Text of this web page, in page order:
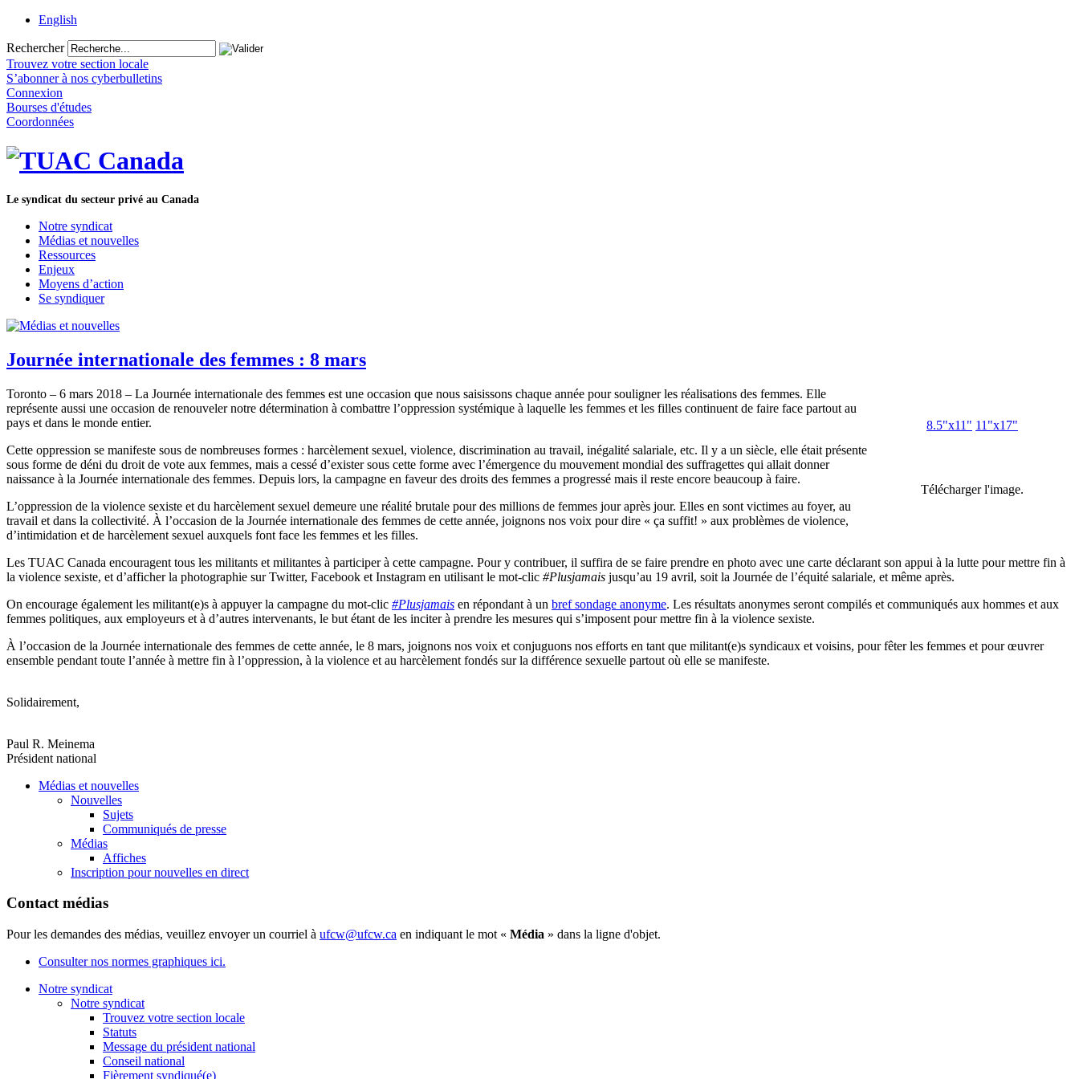
English
Rechercher
Trouvez votre section locale
S’abonner à nos cyberbulletins
Connexion
Bourses d'études
Coordonnées
Le syndicat du secteur privé au Canada
Notre syndicat
Médias et nouvelles
Ressources
Enjeux
Moyens d’action
Se syndiquer
Journée internationale des femmes : 8 mars
8.5"x11" 11"x17"
Télécharger l'image.
Toronto – 6 mars 2018 – La Journée internationale des femmes est une occasion que nous saisissons chaque année pour souligner les réalisations des femmes. Elle
représente aussi une occasion de renouveler notre détermination à combattre l’oppression systémique à laquelle les femmes et les filles continuent de faire face partout au
pays et dans le monde entier.
Cette oppression se manifeste sous de nombreuses formes : harcèlement sexuel, violence, discrimination au travail, inégalité salariale, etc. Il y a un siècle, elle était présente
sous forme de déni du droit de vote aux femmes, mais a cessé d’exister sous cette forme avec l’émergence du mouvement mondial des suffragettes qui allait donner
naissance à la Journée internationale des femmes. Depuis lors, la campagne en faveur des droits des femmes a progressé mais il reste encore beaucoup à faire.
L’oppression de la violence sexiste et du harcèlement sexuel demeure une réalité brutale pour des millions de femmes jour après jour. Elles en sont victimes au foyer, au
travail et dans la collectivité. À l’occasion de la Journée internationale des femmes de cette année, joignons nos voix pour dire « ça suffit! » aux problèmes de violence,
d’intimidation et de harcèlement sexuel auxquels font face les femmes et les filles.
Les TUAC Canada encouragent tous les militants et militantes à participer à cette campagne. Pour y contribuer, il suffira de se faire prendre en photo avec une carte déclarant son appui à la lutte pour mettre fin à
la violence sexiste, et d’afficher la photographie sur Twitter, Facebook et Instagram en utilisant le mot-clic #Plusjamais jusqu’au 19 avril, soit la Journée de l’équité salariale, et même après.
On encourage également les militant(e)s à appuyer la campagne du mot-clic #Plusjamais en répondant à un bref sondage anonyme. Les résultats anonymes seront compilés et communiqués aux hommes et aux
femmes politiques, aux employeurs et à d’autres intervenants, le but étant de les inciter à prendre les mesures qui s’imposent pour mettre fin à la violence sexiste.
À l’occasion de la Journée internationale des femmes de cette année, le 8 mars, joignons nos voix et conjuguons nos efforts en tant que militant(e)s syndicaux et voisins, pour fêter les femmes et pour œuvrer
ensemble pendant toute l’année à mettre fin à l’oppression, à la violence et au harcèlement fondés sur la différence sexuelle partout où elle se manifeste.
Solidairement,
Paul R. Meinema
Président national
Médias et nouvelles
Nouvelles
Sujets
Communiqués de presse
Médias
Affiches
Inscription pour nouvelles en direct
Contact médias
Pour les demandes des médias, veuillez envoyer un courriel à ufcw@ufcw.ca en indiquant le mot « Média » dans la ligne d'objet.
Consulter nos normes graphiques ici.
Notre syndicat
Notre syndicat
Trouvez votre section locale
Statuts
Message du président national
Conseil national
Fièrement syndiqué(e)